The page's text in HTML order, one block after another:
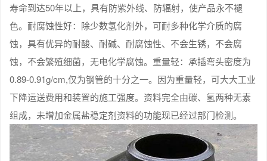
寿命到达50年以上，具有防紫外线、防辐射，使产品永不褪
色。耐腐蚀性好：除少数氢化剂外，可耐多种化学介质的腐
蚀，具有优异的耐酸、耐碱、耐腐蚀性、不会生锈，不会腐
蚀，不会繁殖细菌，无电化学腐蚀。重量轻：承插弯头密度为
0.89-0.91g/cm,仅为钢管的十分之一。因为重量轻，可大大工业
下降运送费用和装置的施工强度。资料完全由碳、氢两种无素
组成，未增加金属盐稳定剂资料的功能现已经过部门检测。